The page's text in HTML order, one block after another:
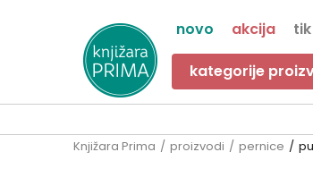
novo akcija
kategorije
Knjižara Prima proizvodi pernice